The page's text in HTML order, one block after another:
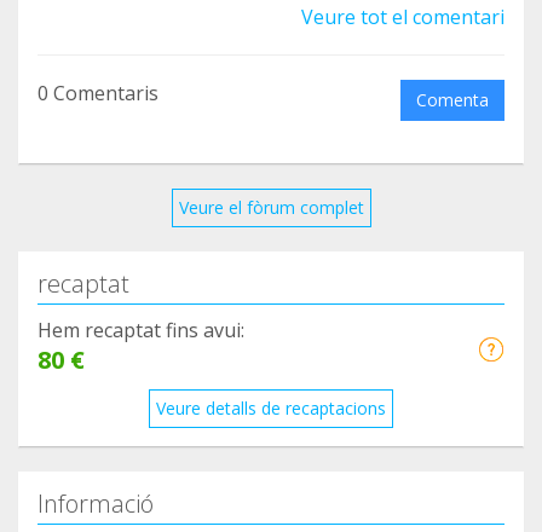
a las personas que fueron y volverán a ser.
Veure tot el comentari
0 Comentaris Comenta
Veure el fòrum complet
recaptat
Hem recaptat fins avui:
80 €
Veure detalls de recaptacions
Informació